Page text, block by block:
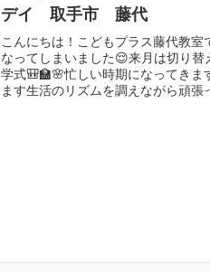
デイ 取手市 藤代
こんにちは！こどもプラス藤代教
なってしまいました😌来月は切り
学式🎒🏫🌸忙しい時期になってきま
ます生活のリズムを調えながら頑張